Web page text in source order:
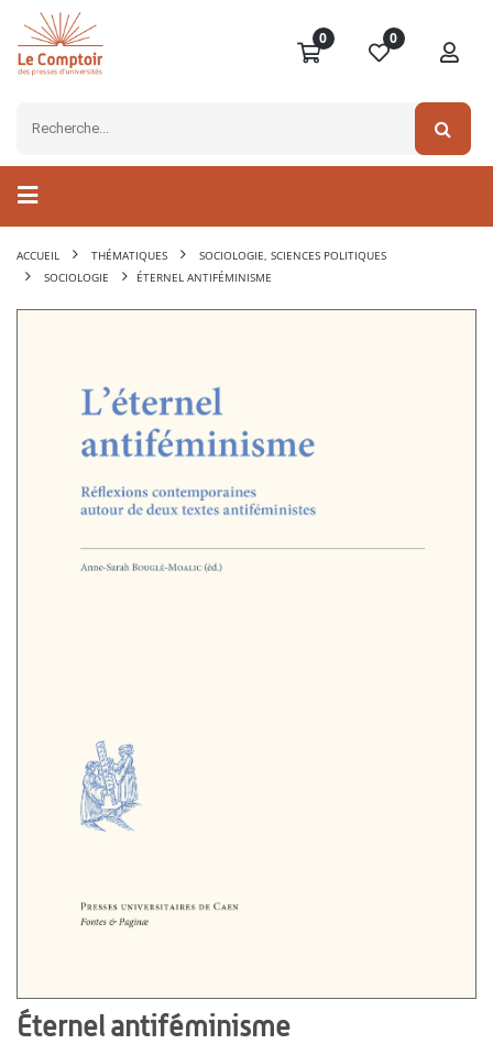
0 0
ACCUEIL THÉMATIQUES
SOCIOLOGIE, SCIENCES POLITIQUES
SOCIOLOGIE
ÉTERNEL ANTIFÉMINISME
Éternel antiféminisme